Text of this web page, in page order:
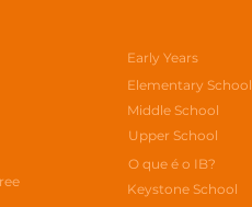
Early Years
Elementary School
Middle School
Upper School
O que é o IB?
Keystone School